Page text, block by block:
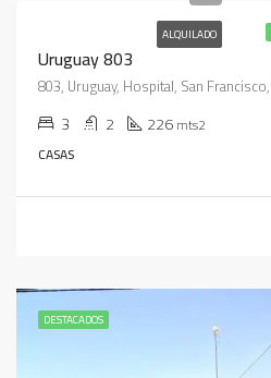
ALQUILADO
Uruguay 803
3 2 226mts2
CASAS
DESTACADOS